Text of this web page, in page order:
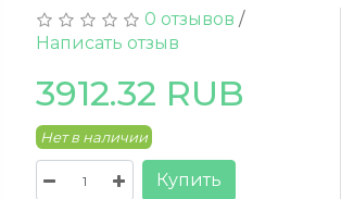
0 отзывов /
Написать отзыв
3912.32 RUB
Нет в наличии
Купить